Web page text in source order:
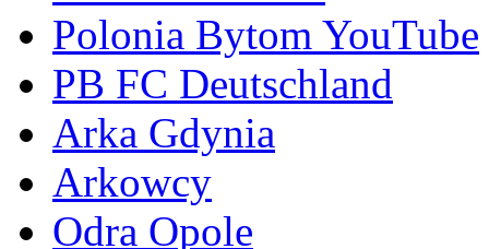
Polonia Bytom YouTube
PB FC Deutschland
Arka Gdynia
Arkowcy
Odra Opole